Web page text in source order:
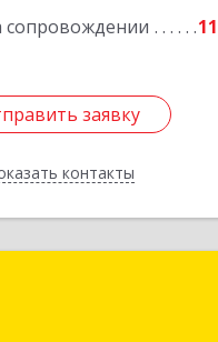
сопровождении
заявку
контакты
заявку
Назад